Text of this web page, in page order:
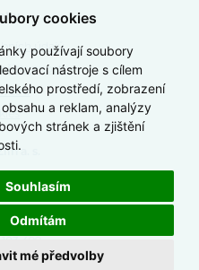
cookies
používají soubory
nástroje s cílem
prostředí, zobrazení
a reklam, analýzy
stránek a zjištění
Souhlasím
Odmítám
mé předvolby
údajů
a. s.
Zlín
Malenovice